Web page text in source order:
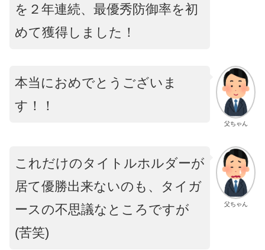
を２年連続、最優秀防御率を初
めて獲得しました！
父ちゃん
本当におめでとうございま
す！！
父ちゃん
これだけのタイトルホルダーが
居て優勝出来ないのも、タイガ
ースの不思議なところですが
(苦笑)